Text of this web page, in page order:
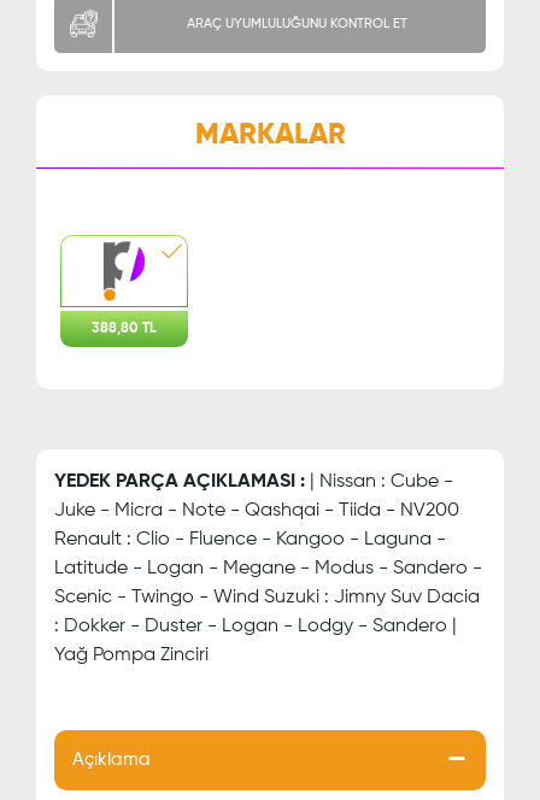
ARAÇ UYUMLULUĞUNU KONTROL ET
MARKALAR
388,80 TL
YEDEK PARÇA AÇIKLAMASI : | Nissan : Cube -
Juke - Micra - Note - Qashqai - Tiida - NV200
Renault : Clio - Fluence - Kangoo - Laguna -
Latitude - Logan - Megane - Modus - Sandero -
Scenic - Twingo - Wind Suzuki : Jimny Suv Dacia
: Dokker - Duster - Logan - Lodgy - Sandero |
Yağ Pompa Zinciri
Açıklama